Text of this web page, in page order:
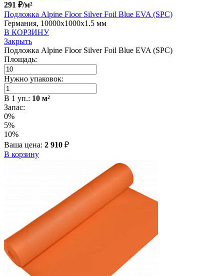
291 ₽/м²
Подложка Alpine Floor Silver Foil Blue EVA (SPC)
Германия, 10000x1000x1.5 мм
В КОРЗИНУ
Закрыть
Подложка Alpine Floor Silver Foil Blue EVA (SPC)
Площадь:
Нужно упаковок:
В 1 уп.: 10 м²
Запас:
0%
5%
10%
Ваша цена: 2 910 ₽
В корзину